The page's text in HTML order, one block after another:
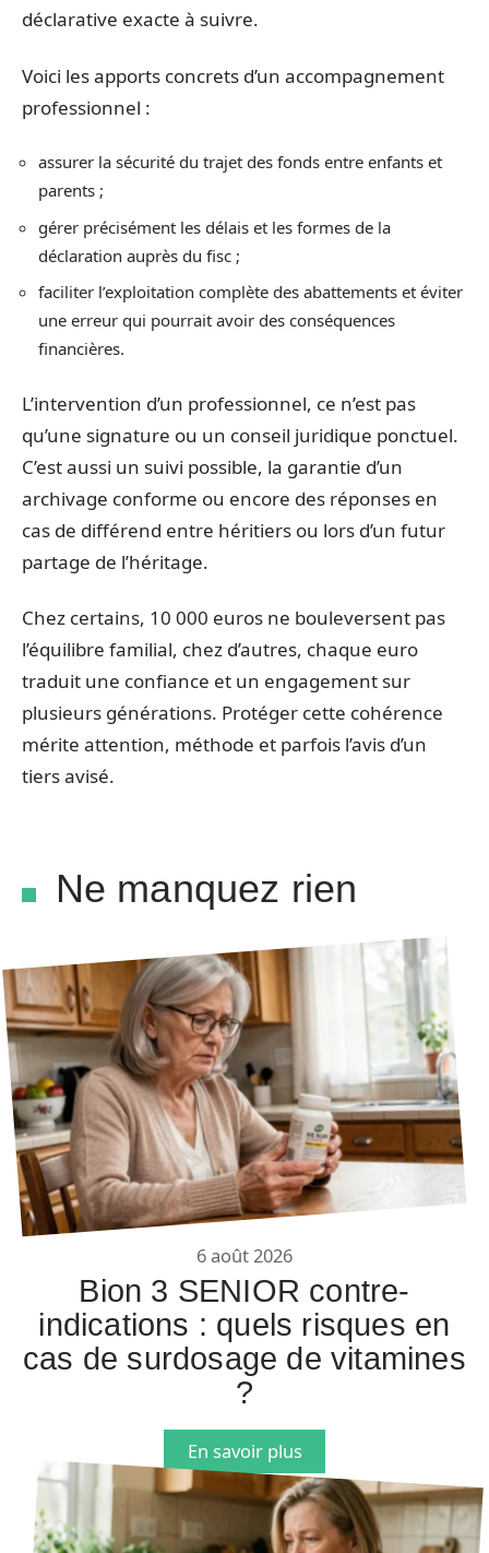
déclarative exacte à suivre.
Voici les apports concrets d’un accompagnement
professionnel :
assurer la sécurité du trajet des fonds entre enfants et
parents ;
gérer précisément les délais et les formes de la
déclaration auprès du fisc ;
faciliter l’exploitation complète des abattements et éviter
une erreur qui pourrait avoir des conséquences
financières.
L’intervention d’un professionnel, ce n’est pas
qu’une signature ou un conseil juridique ponctuel.
C’est aussi un suivi possible, la garantie d’un
archivage conforme ou encore des réponses en
cas de différend entre héritiers ou lors d’un futur
partage de l’héritage.
Chez certains, 10 000 euros ne bouleversent pas
l’équilibre familial, chez d’autres, chaque euro
traduit une confiance et un engagement sur
plusieurs générations. Protéger cette cohérence
mérite attention, méthode et parfois l’avis d’un
tiers avisé.
Ne manquez rien
6 août 2026
Bion 3 SENIOR contre-
indications : quels risques en
cas de surdosage de vitamines
?
En savoir plus